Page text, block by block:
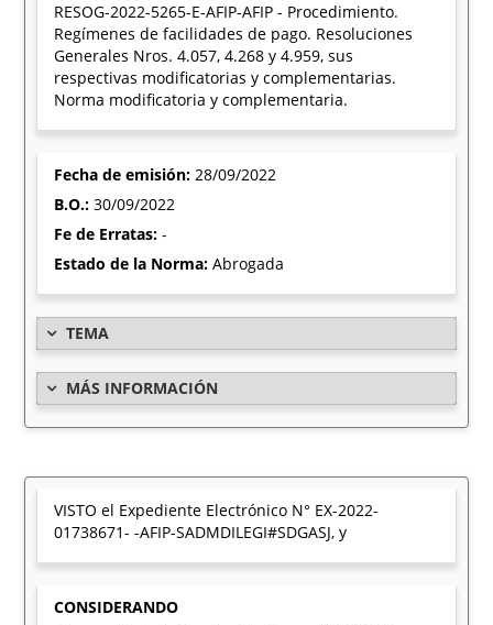
RESOG-2022-5265-E-AFIP-AFIP - Procedimiento.
Regímenes de facilidades de pago. Resoluciones
Generales Nros. 4.057, 4.268 y 4.959, sus
respectivas modificatorias y complementarias.
Norma modificatoria y complementaria.
Fecha de emisión:28/09/2022
B.O.:30/09/2022
Fe de Erratas:-
Estado de la Norma:Abrogada
TEMA
MÁS INFORMACIÓN
VISTO el Expediente Electrónico N° EX-2022-
01738671- -AFIP-SADMDILEGI#SDGASJ, y
CONSIDERANDO